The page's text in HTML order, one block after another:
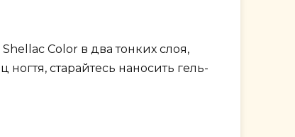
Color в два тонких слоя,
старайтесь наносить гель-